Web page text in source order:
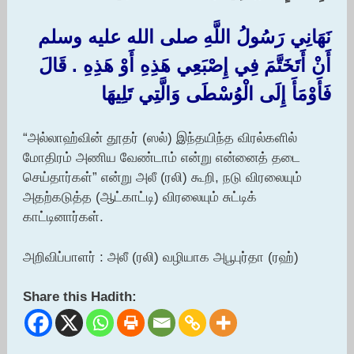
نَهَانِي رَسُولُ اللَّهِ صلى الله عليه وسلم
أَنْ أَتَخَتَّمَ فِي إِصْبَعِي هَذِهِ أَوْ هَذِهِ ‏.‏ قَالَ
فَأَوْمَأَ إِلَى الْوُسْطَى وَالَّتِي تَلِيهَا‏
“அல்லாஹ்வின் தூதர் (ஸல்) இந்தயிந்த விரல்களில்
மோதிரம் அணிய வேண்டாம் என்று என்னைத் தடை
செய்தார்கள்” என்று அலீ (ரலி) கூறி, நடு விரலையும்
அதற்கடுத்த (ஆட்காட்டி) விரலையும் சுட்டிக்
காட்டினார்கள்.
அறிவிப்பாளர் : அலீ (ரலி) வழியாக அபூபுர்தா (ரஹ்)
Share this Hadith: